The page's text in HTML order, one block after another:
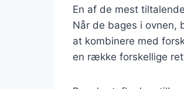
En af de mest
Når de bages i ovnen,
at kombinere med
en række forskellige